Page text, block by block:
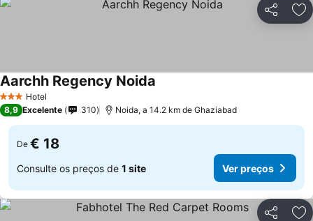
Partilhar
3 EstrelasHotel
Aarchh Regency Noida
8,9 Excelente 310 Noida, a 14.2 km de Ghaziabad
De € 18
Consulte os preços de 1 site Ver preços